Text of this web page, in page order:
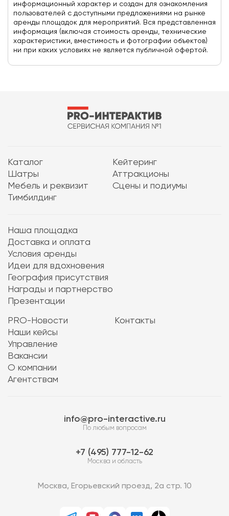
информационный характер и создан для ознакомления
пользователей с доступными предложениями на рынке
аренды площадок для мероприятий. Вся представленная
информация (включая стоимость аренды, технические
характеристики, вместимость и фотографии объектов)
ни при каких условиях не является публичной офертой.
Каталог
Кейтеринг
Шатры
Аттракционы
Мебель и реквизит
Сцены и подиумы
Тимбилдинг
Наша площадка
Доставка и оплата
Условия аренды
Идеи для вдохновения
География присутствия
Награды и партнерство
Презентации
PRO-Новости
Наши кейсы
Управление
Вакансии
О компании
Агентствам
Контакты
info@pro-interactive.ru
По любым вопросам
7 (495) 777-12-62
Москва и область
Москва, Егорьевский проезд, 2а стр. 10